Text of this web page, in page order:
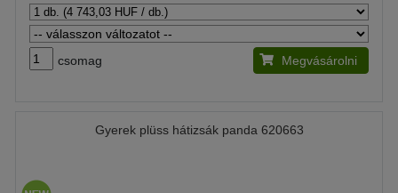
csomag Megvásárolni
Gyerek plüss hátizsák panda 620663